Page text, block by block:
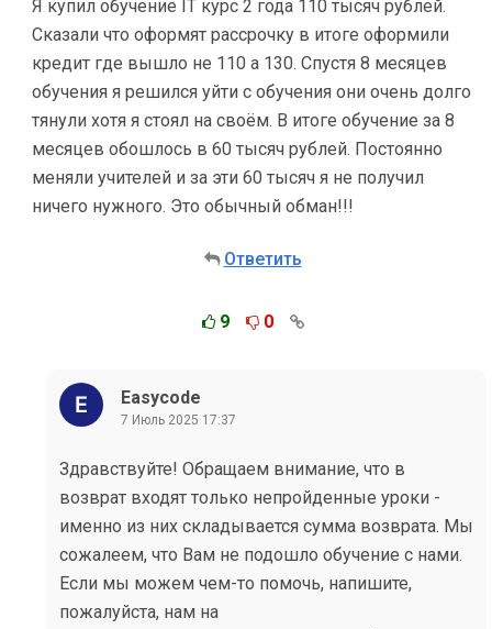
Я купил обучение IT курс 2 года 110 тысяч рублей.
Сказали что оформят рассрочку в итоге оформили
кредит где вышло не 110 а 130. Спустя 8 месяцев
обучения я решился уйти с обучения они очень долго
тянули хотя я стоял на своём. В итоге обучение за 8
месяцев обошлось в 60 тысяч рублей. Постоянно
меняли учителей и за эти 60 тысяч я не получил
ничего нужного. Это обычный обман!!!
Ответить
9 0
Easycode
7 Июль 2025 17:37
Здравствуйте! Обращаем внимание, что в
возврат входят только непройденные уроки -
именно из них складывается сумма возврата. Мы
сожалеем, что Вам не подошло обучение с нами.
Если мы можем чем-то помочь, напишите,
пожалуйста, нам на